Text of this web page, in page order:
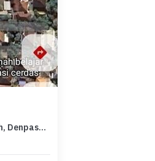
Kavling Prestisius Dijual di Sanur Kauh, Denpasar, Harga 5,5 Miliar